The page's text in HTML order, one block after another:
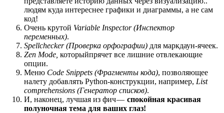
людям куда интереснее графики и диаграммы, а не сам
код!
Очень крутой Variable Inspector (Инспектор
переменных).
Spellchecker (Проверка орфографии) для маркдаун-ячеек.
Zen Mode, которыйпрячет все лишние отвлекающие
опции.
Меню Code Snippets (Фрагменты кода), позволяющее
налету добавлять Python-конструкции, например, List
comprehensions (Генератор списков).
И, наконец, лучшая из фич — спокойная красивая
полуночная тема для ваших глаз!